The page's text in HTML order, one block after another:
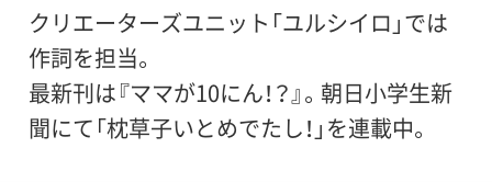
クリエーターズユニット「ユルシイロ」では
作詞を担当。
最新刊は『ママが10にん！？』。朝日小学生新
聞にて「枕草子いとめでたし！」を連載中。